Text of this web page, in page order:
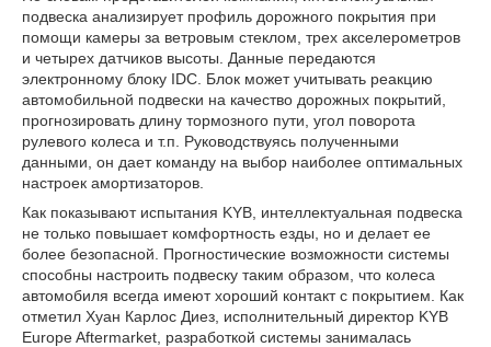
подвеска анализирует профиль дорожного покрытия при
помощи камеры за ветровым стеклом, трех акселерометров
и четырех датчиков высоты. Данные передаются
электронному блоку IDC. Блок может учитывать реакцию
автомобильной подвески на качество дорожных покрытий,
прогнозировать длину тормозного пути, угол поворота
рулевого колеса и т.п. Руководствуясь полученными
данными, он дает команду на выбор наиболее оптимальных
настроек амортизаторов.
Как показывают испытания KYB, интеллектуальная подвеска
не только повышает комфортность езды, но и делает ее
более безопасной. Прогностические возможности системы
способны настроить подвеску таким образом, что колеса
автомобиля всегда имеют хороший контакт с покрытием. Как
отметил Хуан Карлос Диез, исполнительный директор KYB
Europe Aftermarket, разработкой системы занималась